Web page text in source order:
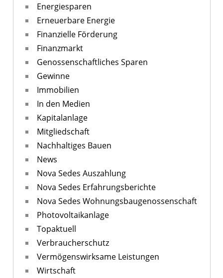
Energiesparen
Erneuerbare Energie
Finanzielle Förderung
Finanzmarkt
Genossenschaftliches Sparen
Gewinne
Immobilien
In den Medien
Kapitalanlage
Mitgliedschaft
Nachhaltiges Bauen
News
Nova Sedes Auszahlung
Nova Sedes Erfahrungsberichte
Nova Sedes Wohnungsbaugenossenschaft
Photovoltaikanlage
Topaktuell
Verbraucherschutz
Vermögenswirksame Leistungen
Wirtschaft